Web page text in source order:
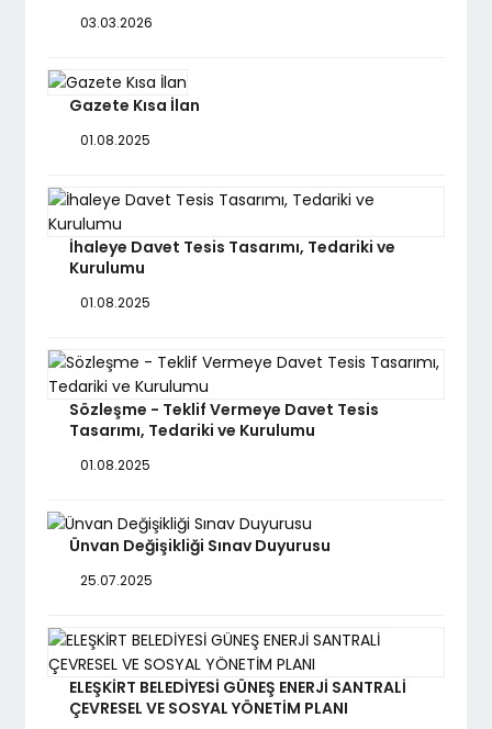
03.03.2026
Gazete Kısa İlan
01.08.2025
İhaleye Davet Tesis Tasarımı, Tedariki ve
Kurulumu
01.08.2025
Sözleşme - Teklif Vermeye Davet Tesis
Tasarımı, Tedariki ve Kurulumu
01.08.2025
Ünvan Değişikliği Sınav Duyurusu
25.07.2025
ELEŞKİRT BELEDİYESİ GÜNEŞ ENERJİ SANTRALİ
ÇEVRESEL VE SOSYAL YÖNETİM PLANI